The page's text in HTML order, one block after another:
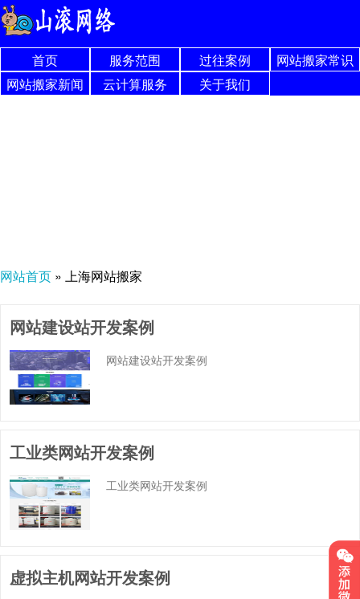
首页 服务范围 过往案例
网站搬家常识
网站搬家新闻
云计算服务 关于我们
网站首页 » 上海网站搬家
网站建设站开发案例
网站建设站开发案例
工业类网站开发案例
工业类网站开发案例
虚拟主机网站开发案例